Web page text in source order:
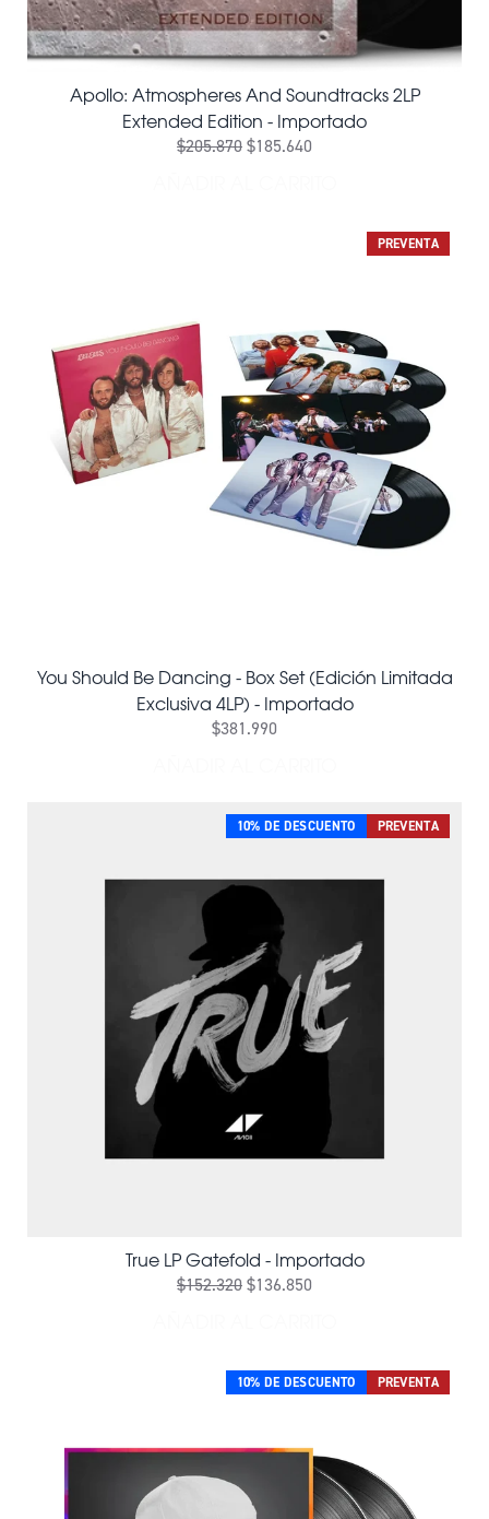
Apollo: Atmospheres And Soundtracks 2LP
Extended Edition - Importado
$205.870$185.640
PREVENTA
You Should Be Dancing - Box Set (Edición Limitada
Exclusiva 4LP) - Importado
$381.990
10% DE DESCUENTO PREVENTA
True LP Gatefold - Importado
$152.320$136.850
10% DE DESCUENTO PREVENTA